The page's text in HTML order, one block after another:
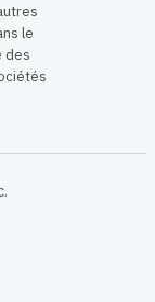
le
des